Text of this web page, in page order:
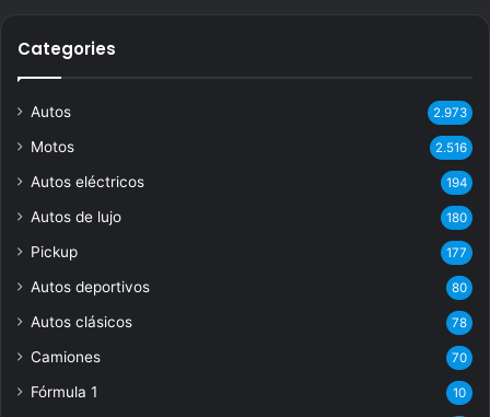
Categories
Autos 2.973
Motos 2.516
Autos eléctricos 194
Autos de lujo 180
Pickup 177
Autos deportivos 80
Autos clásicos 78
Camiones 70
Fórmula 1 10